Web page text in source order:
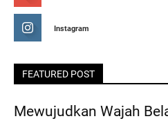
Instagram
FEATURED POST
Mewujudkan Wajah